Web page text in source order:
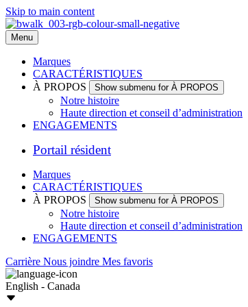
Skip to main content
Menu
Marques
CARACTÉRISTIQUES
À PROPOS
Show submenu for À PROPOS
Notre histoire
Haute direction et conseil d’administration
ENGAGEMENTS
Portail résident
Marques
CARACTÉRISTIQUES
À PROPOS
Show submenu for À PROPOS
Notre histoire
Haute direction et conseil d’administration
ENGAGEMENTS
Carrière Nous joindre Mes favoris
English - Canada